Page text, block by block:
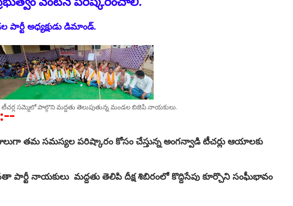
అధ్యక్షుడు డిమాండ్.
టీచర్ల సమ్మెలో పాల్గొని మద్దతు తెలుపుతున్న మండల బిజెపి నాయకులు.
తమ సమస్యల పరిష్కారం కోసం చేస్తున్న అంగన్వాడి టీచర్లు ఆయాలకు
నాయకులు మద్దతు తెలిపి దీక్ష శిబిరంలో కొద్దిసేపు కూర్చొని సంఘీభావం